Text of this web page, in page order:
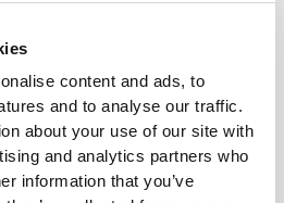
content and ads, to
and to analyse our traffic.
about your use of our site with
and analytics partners who
information that you’ve